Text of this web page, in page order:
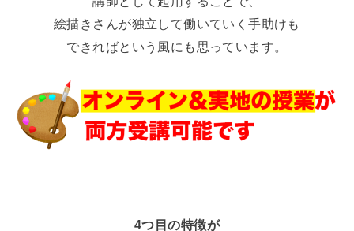
絵描きさんが独立して働いていく手助けも
できればという風にも思っています。
4つ目の特徴が